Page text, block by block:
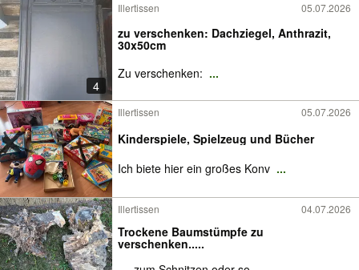
4
Illertissen 05.07.2026
zu verschenken: Dachziegel, Anthrazit,
30x50cm
Zu verschenken: ...
Illertissen 05.07.2026
Kinderspiele, Spielzeug und Bücher
Ich biete hier ein großes Konv ...
Illertissen 04.07.2026
Trockene Baumstümpfe zu
verschenken.....